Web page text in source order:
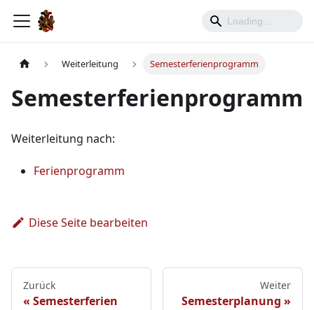
Weiterleitung Semesterferienprogramm
Semesterferienprogramm
Weiterleitung nach:
Ferienprogramm
Diese Seite bearbeiten
Zurück
Semesterferien
Weiter
Semesterplanung